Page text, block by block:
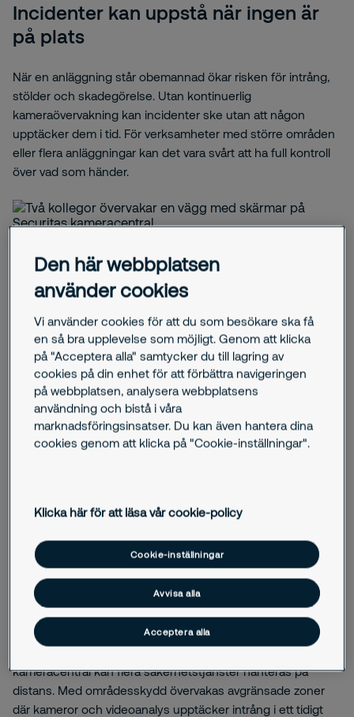
Incidenter kan uppstå när ingen är
på plats
När en anläggning står obemannad ökar risken för intrång,
stölder och skadegörelse. Utan kontinuerlig
kameraövervakning kan incidenter ske utan att någon
upptäcker dem i tid. För verksamheter med större områden
eller flera anläggningar kan det vara svårt att ha full kontroll
över vad som händer.
Hur vi kan hjälpa dig
Securitas kameracentral kopplar
samman teknik och operatörer
Kameracentralen är navet som kopplar samman teknik,
operatörer och etablerade processer. Kamerabevakning
ansluts till våra kameracentraler där operatörer analyserar
videoflöden och agerar enligt förutbestämda åtgärder när
Lösningar
Kamerabevakning för företag -
säkerhetstjänster på distans
kameracentral kan flera säkerhetstjänster hanteras på
distans. Med områdesskydd övervakas avgränsade zoner
där kameror och videoanalys upptäcker intrång i ett tidigt
Den här webbplatsen
använder cookies
Vi använder cookies för att du som besökare ska få
en så bra upplevelse som möjligt. Genom att klicka
på "Acceptera alla" samtycker du till lagring av
cookies på din enhet för att förbättra navigeringen
på webbplatsen, analysera webbplatsens
användning och bistå i våra
marknadsföringsinsatser. Du kan även hantera dina
cookies genom att klicka på "Cookie-inställningar".
Klicka här för att läsa vår cookie-policy
Cookie-inställningar
Avvisa alla
Acceptera alla